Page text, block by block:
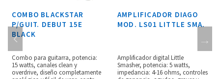
AMPLIFICADOR DIAGO
MOD. LS01 LITTLE SMA.
Amplificador digital Little
Smasher, potencia: 5 watts,
impedancia: 4-16 ohms, controles
BAFLE ASHDOWN
P/BAJO MOD. ABM-
Gabinete para bajo, altavoz BLUE
LINE PRO NEO de 15” pulgadas,
potencia: 300W, impedancia: 8